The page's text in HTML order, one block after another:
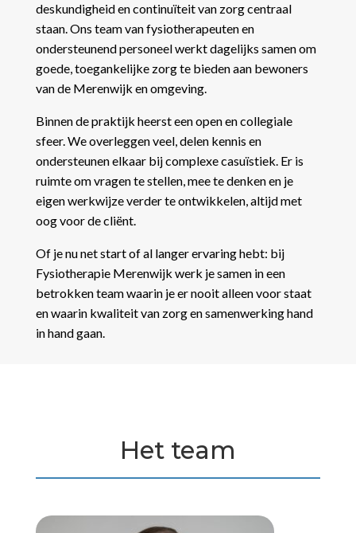
deskundigheid en continuïteit van zorg centraal
staan. Ons team van fysiotherapeuten en
ondersteunend personeel werkt dagelijks samen om
goede, toegankelijke zorg te bieden aan bewoners
van de Merenwijk en omgeving.
Binnen de praktijk heerst een open en collegiale
sfeer. We overleggen veel, delen kennis en
ondersteunen elkaar bij complexe casuïstiek. Er is
ruimte om vragen te stellen, mee te denken en je
eigen werkwijze verder te ontwikkelen, altijd met
oog voor de cliënt.
Of je nu net start of al langer ervaring hebt: bij
Fysiotherapie Merenwijk werk je samen in een
betrokken team waarin je er nooit alleen voor staat
en waarin kwaliteit van zorg en samenwerking hand
in hand gaan.
Het team